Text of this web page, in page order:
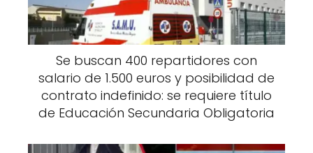
Se buscan 400 repartidores con
salario de 1.500 euros y posibilidad de
contrato indefinido: se requiere título
de Educación Secundaria Obligatoria